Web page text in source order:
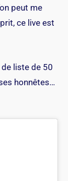
peut me
ce live est
liste de 50
honnêtes…